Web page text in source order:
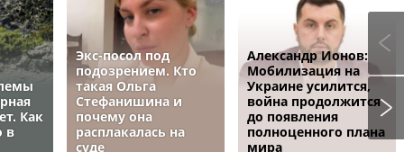
Как
в
Экс-посол под
подозрением. Кто
такая Ольга
Стефанишина и
почему она
расплакалась на
суде
Александр Ионов:
Мобилизация на
Украине усилится,
война продолжится
до появления
полноценного плана
мира